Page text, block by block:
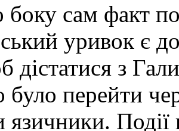
боку сам факт
уривок є
дістатися з
було перейти
язичники.